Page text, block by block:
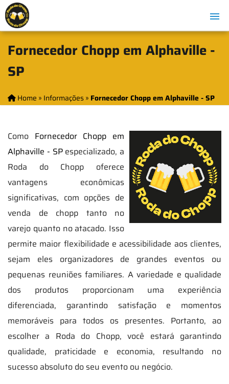
Fornecedor Chopp em Alphaville -
SP
Home » Informações» Fornecedor Chopp em Alphaville - SP
Como Fornecedor Chopp em
Alphaville - SP especializado, a
Roda do Chopp oferece
vantagens econômicas
significativas, com opções de
venda de chopp tanto no
varejo quanto no atacado. Isso
permite maior flexibilidade e acessibilidade aos clientes,
sejam eles organizadores de grandes eventos ou
pequenas reuniões familiares. A variedade e qualidade
dos produtos proporcionam uma experiência
diferenciada, garantindo satisfação e momentos
memoráveis para todos os presentes. Portanto, ao
escolher a Roda do Chopp, você estará garantindo
qualidade, praticidade e economia, resultando no
sucesso absoluto do seu evento ou negócio.